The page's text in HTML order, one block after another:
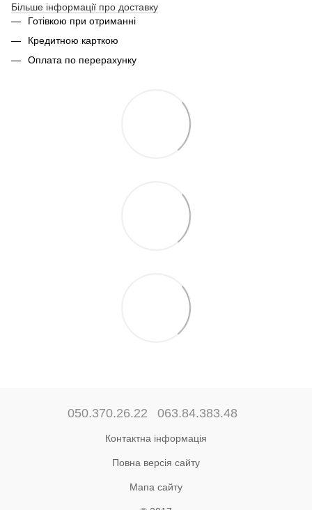
Більше інформації про доставку
Готівкою при отриманні
Кредитною карткою
Оплата по перерахунку
050.370.26.22 063.84.383.48
Контактна інформація
Повна версія сайту
Мапа сайту